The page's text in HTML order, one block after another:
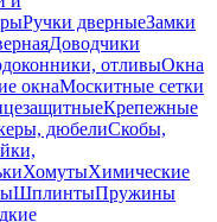
Ручки дверныеЗамки
Доводчики
отливыОкна
окнаМоскитные сетки
Крепежные
дюбелиСкобы,
ХомутыХимические
ШплинтыПружины